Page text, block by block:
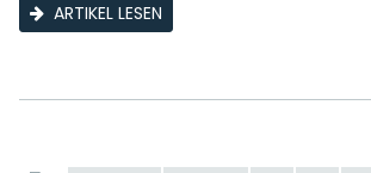
ARTIKEL LESEN